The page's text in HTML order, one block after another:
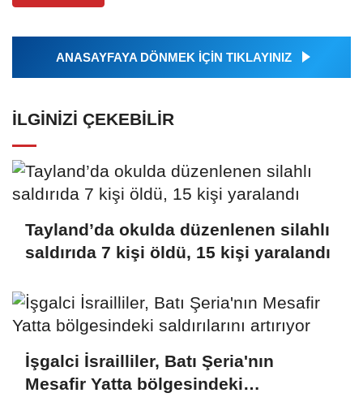
ANASAYFAYA DÖNMEK İÇİN TIKLAYINIZ
İLGINIZI ÇEKEBILIR
Tayland’da okulda düzenlenen silahlı
saldırıda 7 kişi öldü, 15 kişi yaralandı
İşgalci İsrailliler, Batı Şeria'nın
Mesafir Yatta bölgesindeki